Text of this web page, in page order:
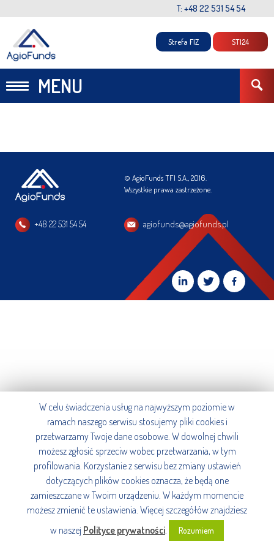
T: +48 22 531 54 54
MENU
Strefa FIZ STI24
© AgioFunds TFI S.A., 2016.
Wszystkie prawa zastrzeżone.
+48 22 531 54 54 agiofunds@agiofunds.pl
W celu świadczenia usług na najwyższym poziomie w
ramach naszego serwisu stosujemy pliki cookies i
przetwarzamy Twoje dane osobowe. W dowolnej chwili
możesz zgłosić sprzeciw wobec przetwarzania, w tym
profilowania. Korzystanie z serwisu bez zmiany ustawień
dotyczących plików cookies oznacza, że będą one
zamieszczane w Twoim urządzeniu. W każdym momencie
możesz zmienić te ustawienia. Więcej szczegółów znajdziesz
w naszej Polityce prywatności. Rozumiem